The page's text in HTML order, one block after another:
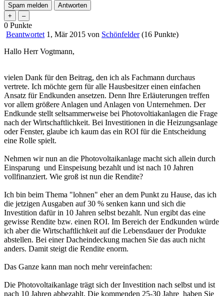
0 Punkte
Beantwortet 1, Mär 2015 von Schönfelder (16 Punkte)
Hallo Herr Vogtmann,
vielen Dank für den Beitrag, den ich als Fachmann durchaus
vertrete. Ich möchte gern für alle Hausbesitzer einen einfachen
Ansatz für Endkunden ansetzen. Denn Ihre Erläuterungen treffen
vor allem größere Anlagen und Anlagen von Unternehmen. Der
Endkunde stellt seltsammerweise bei Photovoltiakanlagen die Frage
nach der Wirtschaftlichkeit. Bei Investitionen in die Heizungsanlage
oder Fenster, glaube ich kaum das ein ROI für die Entscheidung
eine Rolle spielt.
Nehmen wir nun an die Photovoltaikanlage macht sich allein durch
Einsparung und Einspeisung bezahlt und ist nach 10 Jahren
vollfinanziert. Wie groß ist nun die Rendite?
Ich bin beim Thema "lohnen" eher an dem Punkt zu Hause, das ich
die jetzigen Ausgaben auf 30 % senken kann und sich die
Investition dafür in 10 Jahren selbst bezahlt. Nun ergibt das eine
gewisse Rendite bzw. einen ROI. Im Bereich der Endkunden würde
ich aber die Wirtschaftlichkeit auf die Lebensdauer der Produkte
abstellen. Bei einer Dacheindeckung machen Sie das auch nicht
anders. Damit steigt die Rendite enorm.
Das Ganze kann man noch mehr vereinfachen:
Die Photovoltaikanlage trägt sich der Investition nach selbst und ist
nach 10 Jahren abbezahlt. Die kommenden 25-30 Jahre haben Sie